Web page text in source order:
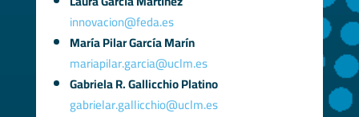
innovacion@feda.es
María Pilar García Marín
mariapilar.garcia@uclm.es
Gabriela R. Gallicchio Platino
gabrielar.gallicchio@uclm.es